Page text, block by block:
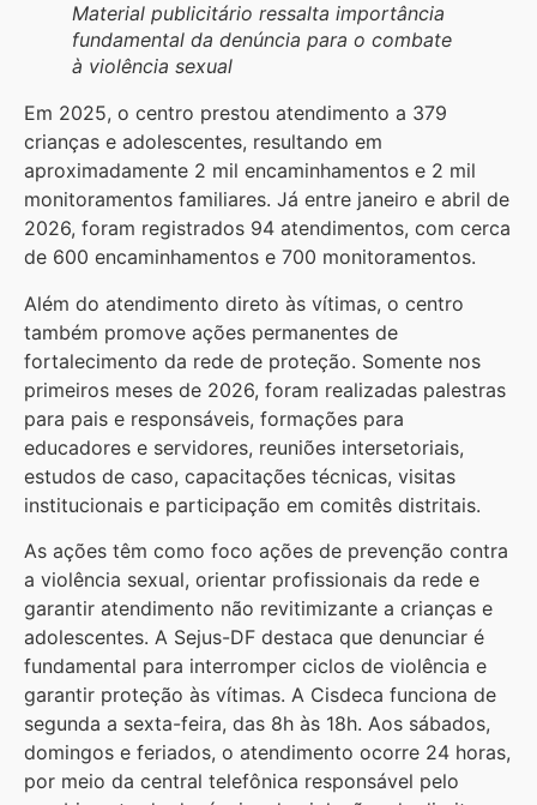
Material publicitário ressalta importância
fundamental da denúncia para o combate
à violência sexual
Em 2025, o centro prestou atendimento a 379
crianças e adolescentes, resultando em
aproximadamente 2 mil encaminhamentos e 2 mil
monitoramentos familiares. Já entre janeiro e abril de
2026, foram registrados 94 atendimentos, com cerca
de 600 encaminhamentos e 700 monitoramentos.
Além do atendimento direto às vítimas, o centro
também promove ações permanentes de
fortalecimento da rede de proteção. Somente nos
primeiros meses de 2026, foram realizadas palestras
para pais e responsáveis, formações para
educadores e servidores, reuniões intersetoriais,
estudos de caso, capacitações técnicas, visitas
institucionais e participação em comitês distritais.
As ações têm como foco ações de prevenção contra
a violência sexual, orientar profissionais da rede e
garantir atendimento não revitimizante a crianças e
adolescentes. A Sejus-DF destaca que denunciar é
fundamental para interromper ciclos de violência e
garantir proteção às vítimas. A Cisdeca funciona de
segunda a sexta-feira, das 8h às 18h. Aos sábados,
domingos e feriados, o atendimento ocorre 24 horas,
por meio da central telefônica responsável pelo